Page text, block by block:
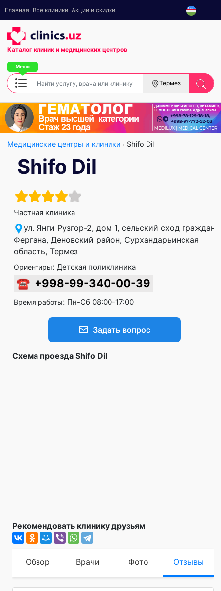
Главная Все клиники Акции и скидки
Каталог клиник и медицинских центров
Термез
Медицинские центры и клиники Shifo Dil
Shifo Dil
Частная клиника
ул. Янги Рузгор-2, дом 1, сельский сход граждан
Фергана, Деновский район, Сурхандарьинская
область, Термез
Ориентиры: Детская поликлиника
☎ +998-99-340-00-39
Время работы: Пн-Сб 08:00-17:00
Задать вопрос
Схема проезда Shifo Dil
Рекомендовать клинику друзьям
Обзор Врачи Фото Отзывы